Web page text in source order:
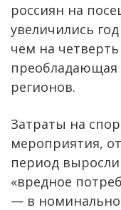
россиян на
увеличились
чем на
преобладающая
регионов.
Затраты на
мероприятия,
период
«вредное
— в